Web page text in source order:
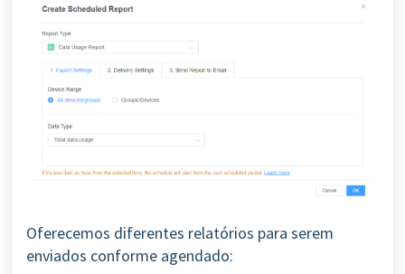
Oferecemos diferentes relatórios para serem
enviados conforme agendado: